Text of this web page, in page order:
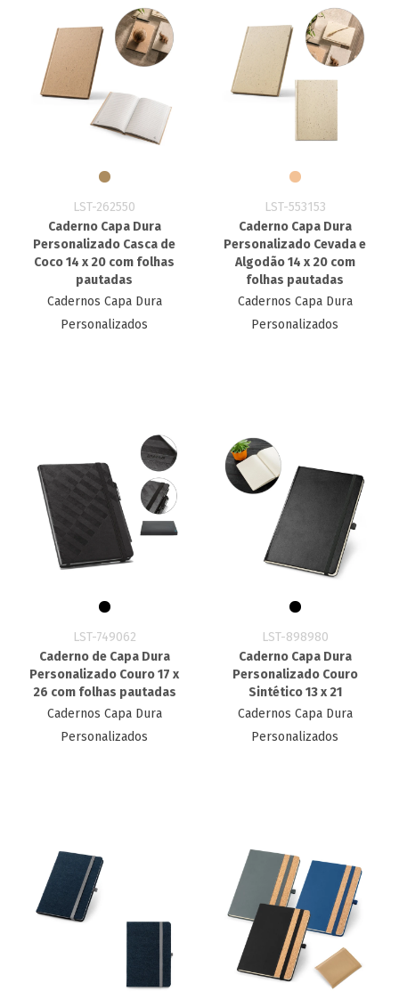
LST-262550
Caderno Capa Dura
Personalizado Casca de
Coco 14 x 20 com folhas
pautadas
Cadernos Capa Dura
Personalizados
LST-553153
Caderno Capa Dura
Personalizado Cevada e
Algodão 14 x 20 com
folhas pautadas
Cadernos Capa Dura
Personalizados
LST-749062
Caderno de Capa Dura
Personalizado Couro 17 x
26 com folhas pautadas
Cadernos Capa Dura
Personalizados
LST-898980
Caderno Capa Dura
Personalizado Couro
Sintético 13 x 21
Cadernos Capa Dura
Personalizados